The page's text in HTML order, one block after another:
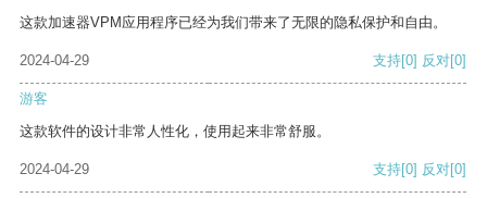
这款加速器VPM应用程序已经为我们带来了无限的隐私保护和自由。
2024-04-29 支持[0] 反对[0]
游客
这款软件的设计非常人性化，使用起来非常舒服。
2024-04-29 支持[0] 反对[0]